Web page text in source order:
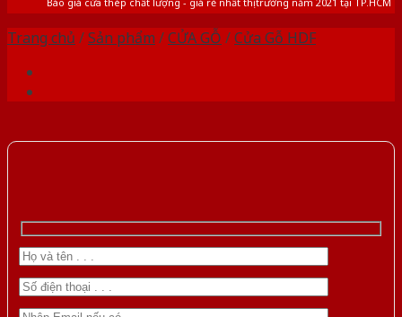
Trang chủ /Sản phẩm /CỬA GỖ /Cửa Gỗ HDF